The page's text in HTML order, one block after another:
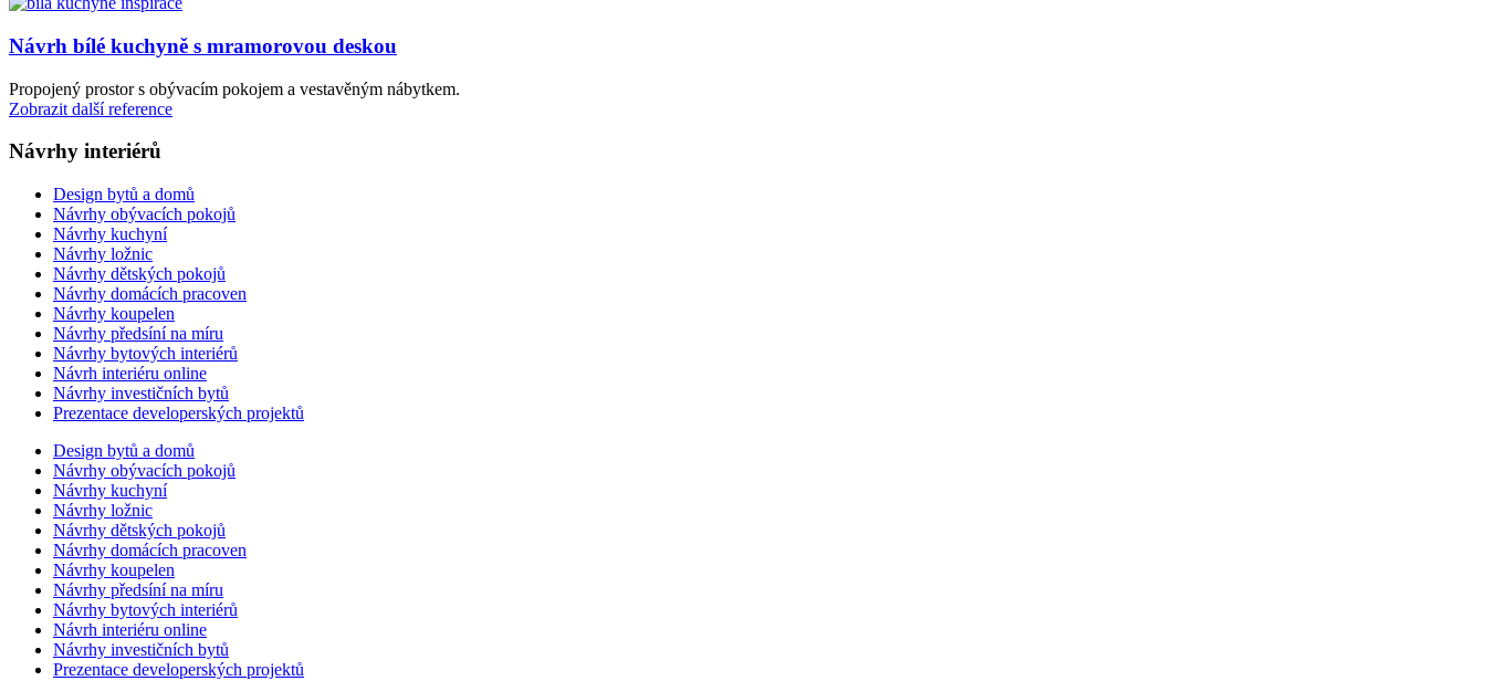
Návrh bílé kuchyně s mramorovou deskou
Propojený prostor s obývacím pokojem a vestavěným nábytkem.
Zobrazit další reference
Návrhy interiérů
Design bytů a domů
Návrhy obývacích pokojů
Návrhy kuchyní
Návrhy ložnic
Návrhy dětských pokojů
Návrhy domácích pracoven
Návrhy koupelen
Návrhy předsíní na míru
Návrhy bytových interiérů
Návrh interiéru online
Návrhy investičních bytů
Prezentace developerských projektů
Design bytů a domů
Návrhy obývacích pokojů
Návrhy kuchyní
Návrhy ložnic
Návrhy dětských pokojů
Návrhy domácích pracoven
Návrhy koupelen
Návrhy předsíní na míru
Návrhy bytových interiérů
Návrh interiéru online
Návrhy investičních bytů
Prezentace developerských projektů